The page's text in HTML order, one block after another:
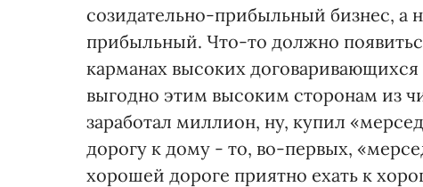
созидательно-прибыльный бизнес, а
прибыльный. Что-то должно
карманах высоких
выгодно этим высоким сторонам из
заработал миллион, ну, купил
дорогу к дому - то, во-первых,
хорошей дороге приятно ехать к